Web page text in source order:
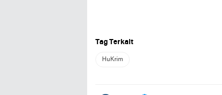
Tag Terkait
HuKrim